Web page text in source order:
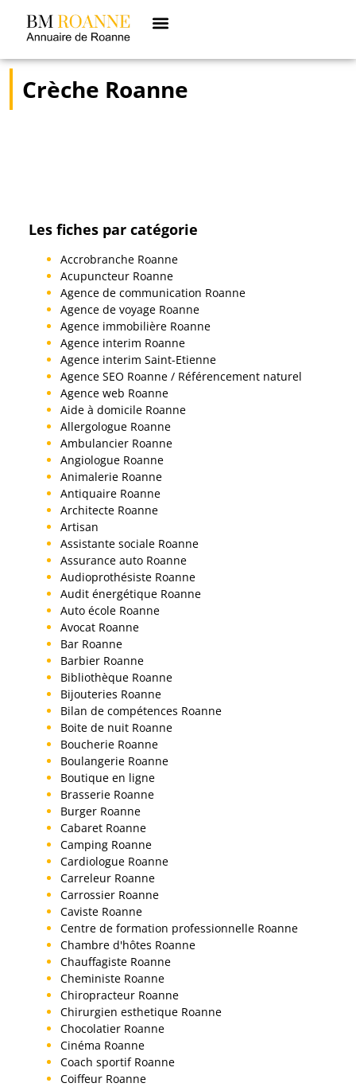
Crèche Roanne
Les fiches par catégorie
Accrobranche Roanne
Acupuncteur Roanne
Agence de communication Roanne
Agence de voyage Roanne
Agence immobilière Roanne
Agence interim Roanne
Agence interim Saint-Etienne
Agence SEO Roanne / Référencement naturel
Agence web Roanne
Aide à domicile Roanne
Allergologue Roanne
Ambulancier Roanne
Angiologue Roanne
Animalerie Roanne
Antiquaire Roanne
Architecte Roanne
Artisan
Assistante sociale Roanne
Assurance auto Roanne
Audioprothésiste Roanne
Audit énergétique Roanne
Auto école Roanne
Avocat Roanne
Bar Roanne
Barbier Roanne
Bibliothèque Roanne
Bijouteries Roanne
Bilan de compétences Roanne
Boite de nuit Roanne
Boucherie Roanne
Boulangerie Roanne
Boutique en ligne
Brasserie Roanne
Burger Roanne
Cabaret Roanne
Camping Roanne
Cardiologue Roanne
Carreleur Roanne
Carrossier Roanne
Caviste Roanne
Centre de formation professionnelle Roanne
Chambre d'hôtes Roanne
Chauffagiste Roanne
Cheministe Roanne
Chiropracteur Roanne
Chirurgien esthetique Roanne
Chocolatier Roanne
Cinéma Roanne
Coach sportif Roanne
Coiffeur Roanne